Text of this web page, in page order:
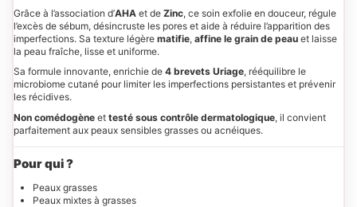
Grâce à l’association d’AHA et de Zinc, ce soin exfolie en douceur, régule
l’excès de sébum, désincruste les pores et aide à réduire l’apparition des
imperfections. Sa texture légère matifie, affine le grain de peau et laisse
la peau fraîche, lisse et uniforme.
Sa formule innovante, enrichie de 4 brevets Uriage, rééquilibre le
microbiome cutané pour limiter les imperfections persistantes et prévenir
les récidives.
Non comédogène et testé sous contrôle dermatologique, il convient
parfaitement aux peaux sensibles grasses ou acnéiques.
Pour qui ?
Peaux grasses
Peaux mixtes à grasses